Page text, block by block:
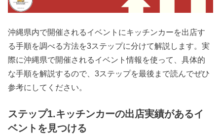
沖縄県内で開催されるイベントにキッチンカーを出店す
る手順を調べる方法を3ステップに分けて解説します。実
際に沖縄県で開催されるイベント情報を使って、具体的
な手順を解説するので、3ステップを最後まで読んでぜひ
参考にしてください。
ステップ1.キッチンカーの出店実績があるイ
ベントを見つける